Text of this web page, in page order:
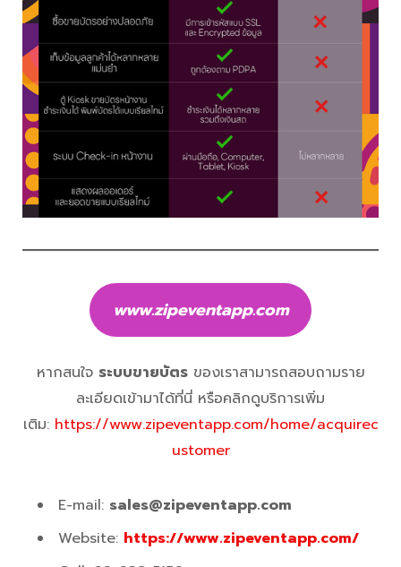
www.zipeventapp.com
หากสนใจ ระบบขายบัตรของเราสามารถสอบถามราย
ละเอียดเข้ามาได้ที่นี่ หรือคลิกดูบริการเพิ่ม
เติม: https://www.zipeventapp.com/home/acquirec
ustomer
E-mail: sales@zipeventapp.com
Website: https://www.zipeventapp.com/